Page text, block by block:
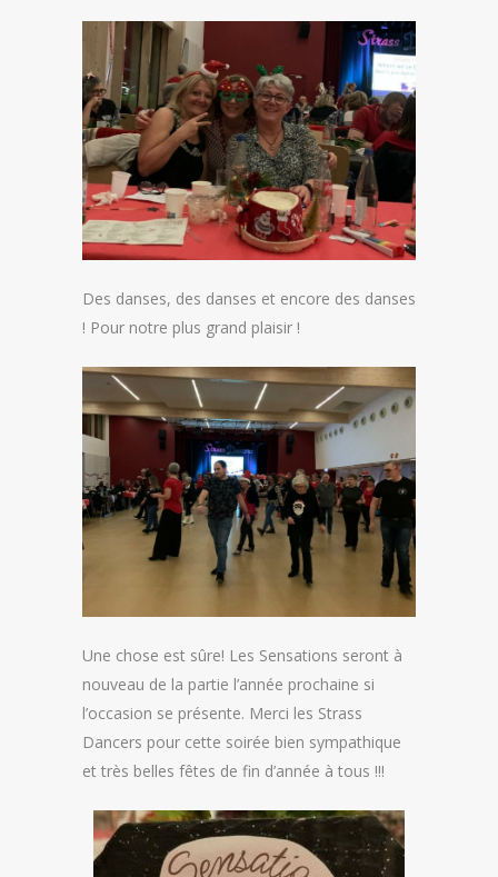
Des danses, des danses et encore des danses
! Pour notre plus grand plaisir !
Une chose est sûre! Les Sensations seront à
nouveau de la partie l’année prochaine si
l’occasion se présente. Merci les Strass
Dancers pour cette soirée bien sympathique
et très belles fêtes de fin d’année à tous !!!